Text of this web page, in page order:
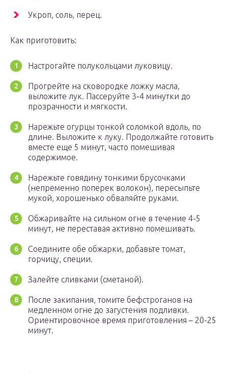
Укроп, соль, перец.
Как приготовить:
Настрогайте полукольцами луковицу.
Прогрейте на сковородке ложку масла,
выложите лук. Пассеруйте 3-4 минутки до
прозрачности и мягкости.
Нарежьте огурцы тонкой соломкой вдоль, по
длине. Выложите к луку. Продолжайте готовить
вместе еще 5 минут, часто помешивая
содержимое.
Нарежьте говядину тонкими брусочками
(непременно поперек волокон), пересыпьте
мукой, хорошенько обваляйте руками.
Обжаривайте на сильном огне в течение 4-5
минут, не переставая активно помешивать.
Соедините обе обжарки, добавьте томат,
горчицу, специи.
Залейте сливками (сметаной).
После закипания, томите бефстроганов на
медленном огне до загустения подливки.
Ориентировочное время приготовления – 20-25
минут.